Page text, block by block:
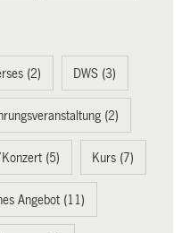
(2) DWS (3)
(2)
(5) Kurs (7)
Angebot (11)